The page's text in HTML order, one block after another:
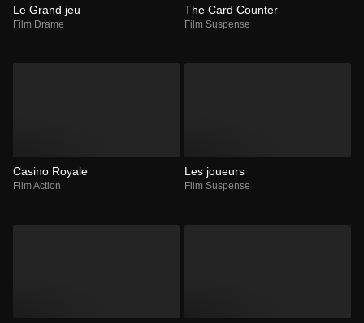
Le Grand jeu
Film Drame
The Card Counter
Film Suspense
Casino Royale
Film Action
Les joueurs
Film Suspense